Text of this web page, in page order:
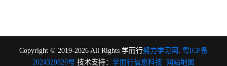
Copyright © 2019-2026 All Rights 学而行努力学习网 . 粤ICP备
2024329820号 技术支持： 学而行信息科技 网站地图